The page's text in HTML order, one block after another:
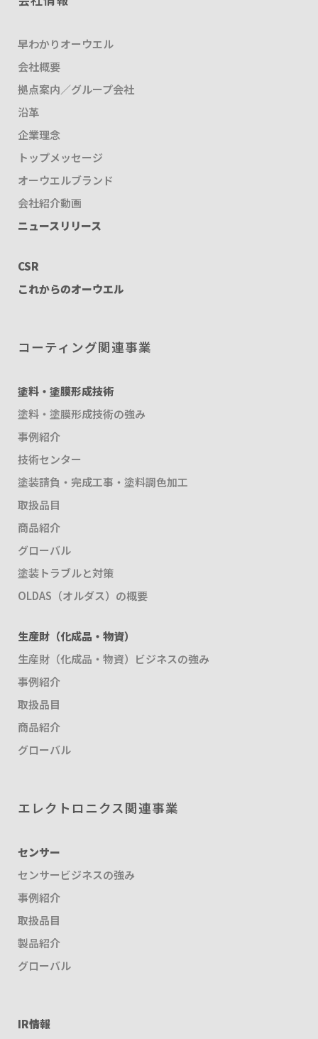
早わかりオーウエル
会社概要
拠点案内／グループ会社
沿革
企業理念
トップメッセージ
オーウエルブランド
会社紹介動画
ニュースリリース
CSR
これからのオーウエル
コーティング関連事業
塗料・塗膜形成技術
塗料・塗膜形成技術の強み
事例紹介
技術センター
塗装請負・完成工事・塗料調色加工
取扱品目
商品紹介
グローバル
塗装トラブルと対策
OLDAS（オルダス）の概要
生産財（化成品・物資）
生産財（化成品・物資）ビジネスの強み
事例紹介
取扱品目
商品紹介
グローバル
エレクトロニクス関連事業
センサー
センサービジネスの強み
事例紹介
取扱品目
製品紹介
グローバル
IR情報